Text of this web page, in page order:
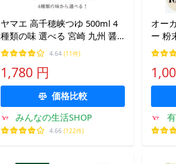
ヤマエ 高千穂峡つゆ 500ml 4
種類の味 選べる 宮崎 九州 醤
油 調味料 だし うどん そば そ
うめん 煮物 おでん 丼 炊き込
みご飯 茶碗蒸し かけ汁 風味
香り 飛魚
4.64 (11件)
1,780 円
価格比較
みんなの生活SHOP
4.66 (122件)
オー
ー 粉
ン ス
オー
学肥